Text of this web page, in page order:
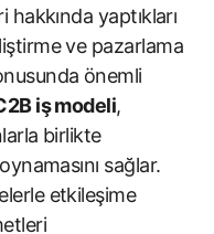
hakkında yaptıkları
ve pazarlama
önemli
iş modeli,
birlikte
sağlar.
etkileşime